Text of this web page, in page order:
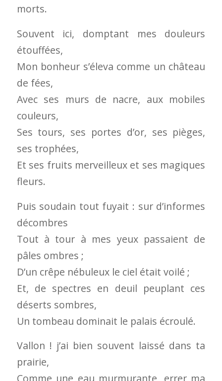
morts.
Souvent ici, domptant mes douleurs
étouffées,
Mon bonheur s’éleva comme un château
de fées,
Avec ses murs de nacre, aux mobiles
couleurs,
Ses tours, ses portes d’or, ses pièges,
ses trophées,
Et ses fruits merveilleux et ses magiques
fleurs.
Puis soudain tout fuyait : sur d’informes
décombres
Tout à tour à mes yeux passaient de
pâles ombres ;
D’un crêpe nébuleux le ciel était voilé ;
Et, de spectres en deuil peuplant ces
déserts sombres,
Un tombeau dominait le palais écroulé.
Vallon ! j’ai bien souvent laissé dans ta
prairie,